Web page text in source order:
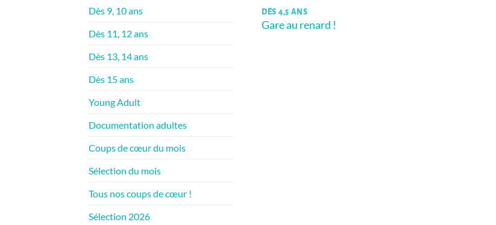
Dès 9, 10 ans
Dès 11, 12 ans
Dès 13, 14 ans
Dès 15 ans
Young Adult
Documentation adultes
Coups de cœur du mois
Sélection du mois
Tous nos coups de cœur !
Sélection 2026
DÈS 4,5 ANS
Gare au renard !